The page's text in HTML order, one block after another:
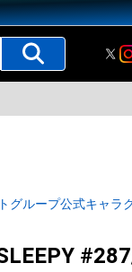
グループ公式キャラク